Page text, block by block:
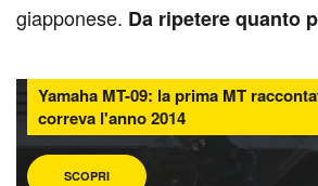
giapponese. Da ripetere quanto
Yamaha MT-09: la prima MT
correva l'anno 2014
SCOPRI